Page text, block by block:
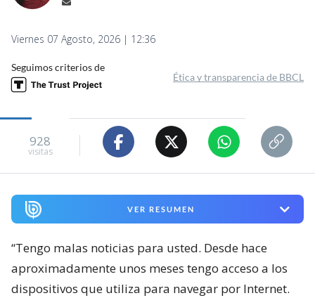
Viernes 07 Agosto, 2026 | 12:36
Seguimos criterios de
Ética y transparencia de BBCL
928
visitas
VER RESUMEN
“Tengo malas noticias para usted. Desde hace
aproximadamente unos meses tengo acceso a los
dispositivos que utiliza para navegar por Internet.